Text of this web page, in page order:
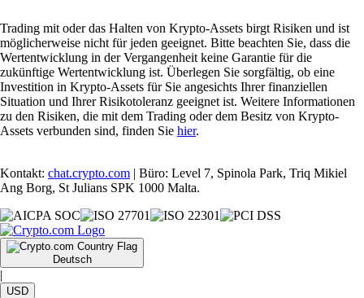
Trading mit oder das Halten von Krypto-Assets birgt Risiken und ist
möglicherweise nicht für jeden geeignet. Bitte beachten Sie, dass die
Wertentwicklung in der Vergangenheit keine Garantie für die
zukünftige Wertentwicklung ist. Überlegen Sie sorgfältig, ob eine
Investition in Krypto-Assets für Sie angesichts Ihrer finanziellen
Situation und Ihrer Risikotoleranz geeignet ist. Weitere Informationen
zu den Risiken, die mit dem Trading oder dem Besitz von Krypto-
Assets verbunden sind, finden Sie hier.
Kontakt: chat.crypto.com | Büro: Level 7, Spinola Park, Triq Mikiel
Ang Borg, St Julians SPK 1000 Malta.
Deutsch
|
USD